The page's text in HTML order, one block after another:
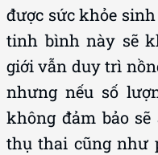
được sức khỏe
tinh bình này sẽ
giới vẫn duy trì
nhưng nếu số
không đảm bảo
thụ thai cũng như